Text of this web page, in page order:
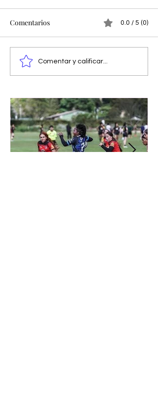
Comentarios 0.0 / 5 (0)
Comentar y calificar...